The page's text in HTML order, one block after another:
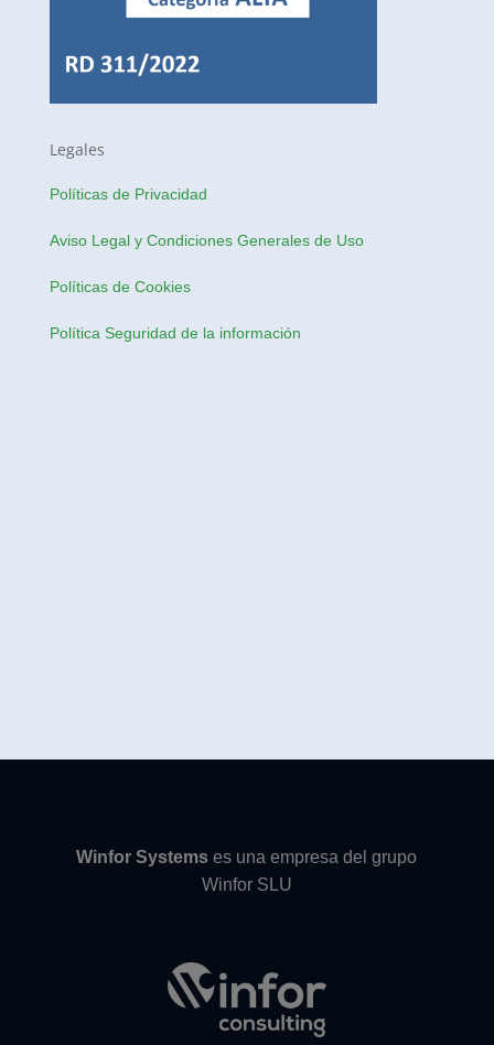
Legales
Políticas de Privacidad
Aviso Legal y Condiciones Generales de Uso
Políticas de Cookies
Política Seguridad de la información
Winfor Systems es una empresa del grupo
Winfor SLU